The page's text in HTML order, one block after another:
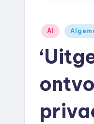
Geplaatst
AI